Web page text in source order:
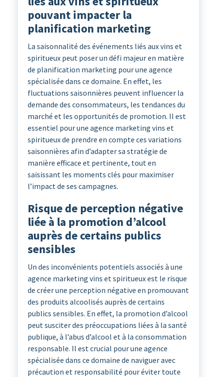
pouvant impacter la
planification marketing
La saisonnalité des événements liés aux vins et
spiritueux peut poser un défi majeur en matière
de planification marketing pour une agence
spécialisée dans ce domaine. En effet, les
fluctuations saisonnières peuvent influencer la
demande des consommateurs, les tendances du
marché et les opportunités de promotion. Il est
essentiel pour une agence marketing vins et
spiritueux de prendre en compte ces variations
saisonnières afin d’adapter sa stratégie de
manière efficace et pertinente, tout en
saisissant les moments clés pour maximiser
l’impact de ses campagnes.
Risque de perception négative
liée à la promotion d’alcool
auprès de certains publics
sensibles
Un des inconvénients potentiels associés à une
agence marketing vins et spiritueux est le risque
de créer une perception négative en promouvant
des produits alcoolisés auprès de certains
publics sensibles. En effet, la promotion d’alcool
peut susciter des préoccupations liées à la santé
publique, à l’abus d’alcool et à la consommation
responsable. Il est crucial pour une agence
spécialisée dans ce domaine de naviguer avec
précaution et responsabilité pour éviter toute